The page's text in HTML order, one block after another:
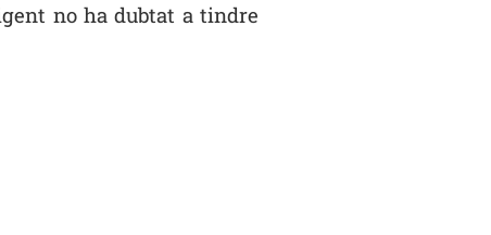
no ha dubtat a tindre